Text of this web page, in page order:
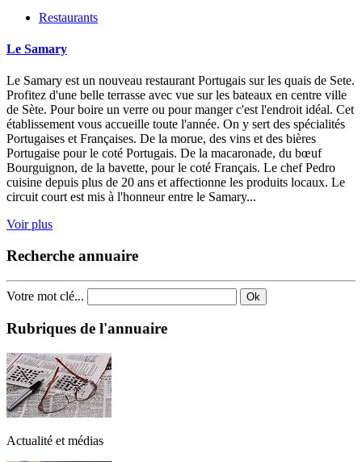
Restaurants
Le Samary
Le Samary est un nouveau restaurant Portugais sur les quais de Sete.
Profitez d'une belle terrasse avec vue sur les bateaux en centre ville
de Sète. Pour boire un verre ou pour manger c'est l'endroit idéal. Cet
établissement vous accueille toute l'année. On y sert des spécialités
Portugaises et Françaises. De la morue, des vins et des bières
Portugaise pour le coté Portugais. De la macaronade, du bœuf
Bourguignon, de la bavette, pour le coté Français. Le chef Pedro
cuisine depuis plus de 20 ans et affectionne les produits locaux. Le
circuit court est mis à l'honneur entre le Samary...
Voir plus
Recherche annuaire
Votre mot clé... Ok
Rubriques de l'annuaire
Actualité et médias